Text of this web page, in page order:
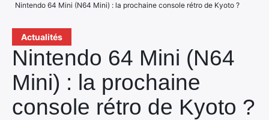
Actualités
Nintendo 64 Mini (N64
Mini) : la prochaine
console rétro de Kyoto ?
Nintendo 64 Mini (N64 Mini) : la prochaine console rétro de Kyoto ?